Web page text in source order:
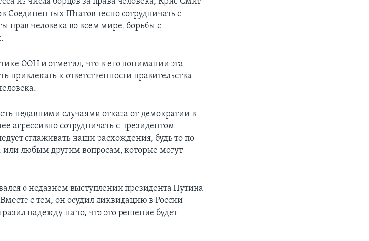
из числа борцов за права человека, Крис Смит
Соединенных Штатов тесно сотрудничать с
прав человека во всем мире, борьбы с
ООН и отметил, что в его понимании эта
привлекать к ответственности правительства
недавними случаями отказа от демократии в
агрессивно сотрудничать с президентом
сглаживать наши расхождения, будь то по
или любым другим вопросам, которые могут
о недавнем выступлении президента Путина
с тем, он осудил ликвидацию в России
надежду на то, что это решение будет